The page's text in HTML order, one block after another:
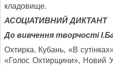
кладовище.
АСОЦІАТИВНИЙ ДИКТАНТ
До вивчення творчості
Охтирка, Кубань, «В
«Голос Охтирщини», Новий